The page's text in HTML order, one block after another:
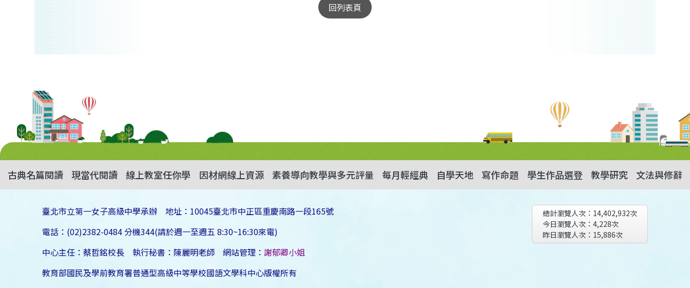
回列表頁
古典名篇閱讀 現當代閱讀 線上教室任你學 因材網線上資源 素養導向教學與多元評量 每月輕經典 自學天地 寫作命題 學生作品選登 教學研究 文法與修辭
臺北市立第一女子高級中學承辦 地址：10045臺北市中正區重慶南路一段165號
電話：(02)2382-0484 分機344(請於週一至週五 8:30~16:30來電)
中心主任：蔡哲銘校長 執行秘書：陳麗明老師 網站管理：謝郁卿小姐
教育部國民及學前教育署普通型高級中等學校國語文學科中心版權所有
總計瀏覽人次： 14,402,932次
今日瀏覽人次： 4,228次
昨日瀏覽人次： 15,886次